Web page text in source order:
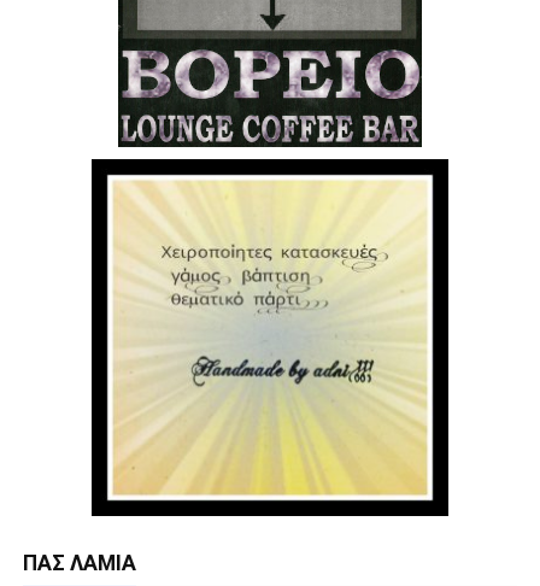
ΠΑΣ ΛΑΜΊΑ